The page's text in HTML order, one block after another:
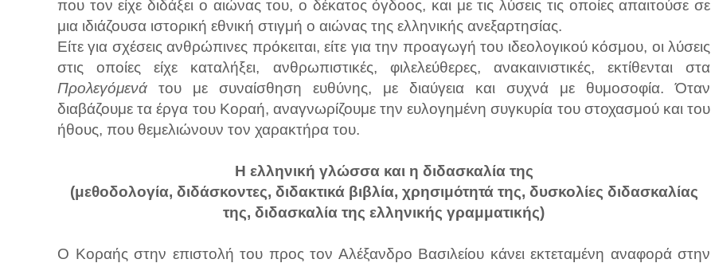
που τον είχε διδάξει ο αιώνας του, ο δέκατος όγδοος, και με τις λύσεις τις οποίες απαιτούσε σε
μια ιδιάζουσα ιστορική εθνική στιγμή ο αιώνας της ελληνικής ανεξαρτησίας.
Είτε για σχέσεις ανθρώπινες πρόκειται, είτε για την προαγωγή του ιδεολογικού κόσμου, οι λύσεις
στις οποίες είχε καταλήξει, ανθρωπιστικές, φιλελεύθερες, ανακαινιστικές, εκτίθενται στα
Προλεγόμενά του με συναίσθηση ευθύνης, με διαύγεια και συχνά με θυμοσοφία. Όταν
διαβάζουμε τα έργα του Κοραή, αναγνωρίζουμε την ευλογημένη συγκυρία του στοχασμού και του
ήθους, που θεμελιώνουν τον χαρακτήρα του.
Η ελληνική γλώσσα και η διδασκαλία της
(μεθοδολογία, διδάσκοντες, διδακτικά βιβλία, χρησιμότητά της, δυσκολίες διδασκαλίας
της, διδασκαλία της ελληνικής γραμματικής)
Ο Κοραής στην επιστολή του προς τον Αλέξανδρο Βασιλείου κάνει εκτεταμένη αναφορά στην